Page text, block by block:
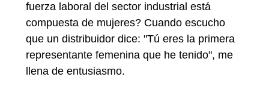
fuerza laboral del sector industrial está
compuesta de mujeres? Cuando escucho
que un distribuidor dice: "Tú eres la primera
representante femenina que he tenido", me
llena de entusiasmo.